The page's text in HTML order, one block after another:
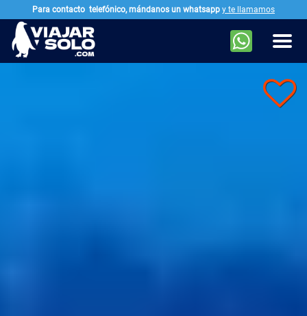
Ir al contenido principal
Para contacto telefónico, mándanos un whatsapp y te llamamos